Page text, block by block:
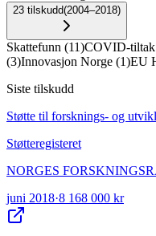
23 tilskudd(2004–2018)
Skattefunn (11)COVID-tiltak
(3)Innovasjon Norge (1)EU
Siste tilskudd
Støtte til forsknings- og
Støtteregisteret
NORGES
juni 2018·8 168 000 kr